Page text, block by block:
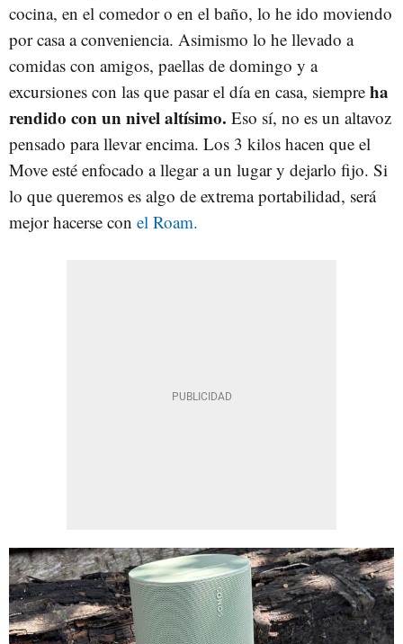
cocina, en el comedor o en el baño, lo he ido moviendo
por casa a conveniencia. Asimismo lo he llevado a
comidas con amigos, paellas de domingo y a
excursiones con las que pasar el día en casa, siempre ha
rendido con un nivel altísimo. Eso sí, no es un altavoz
pensado para llevar encima. Los 3 kilos hacen que el
Move esté enfocado a llegar a un lugar y dejarlo fijo. Si
lo que queremos es algo de extrema portabilidad, será
mejor hacerse con el Roam.